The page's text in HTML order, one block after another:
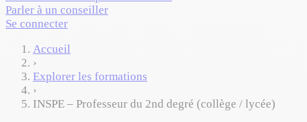
Parler à un conseiller
Se connecter
Accueil
›
Explorer les formations
›
INSPE – Professeur du 2nd degré (collège / lycée)